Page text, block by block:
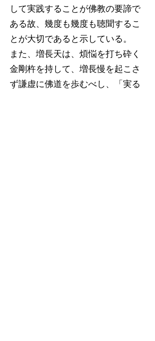
して実践することが佛教の要諦で
ある故、幾度も幾度も聴聞するこ
とが大切であると示している。
また、増長天は、煩悩を打ち砕く
金剛杵を持して、増長慢を起こさ
ず謙虚に佛道を歩むべし、「実る